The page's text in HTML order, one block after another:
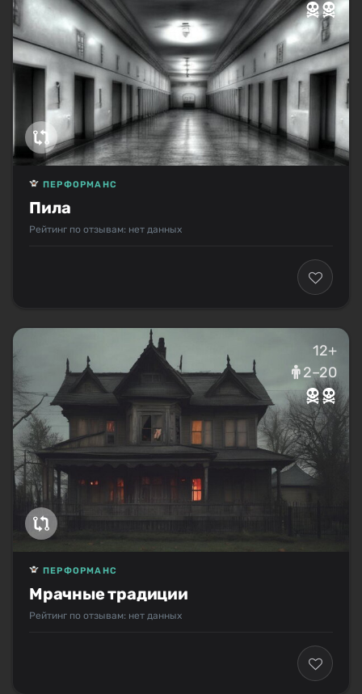
Пила
ПЕРФОРМАНС
Рейтинг по отзывам: нет данных
12+
2–20
Мрачные традиции
ПЕРФОРМАНС
Рейтинг по отзывам: нет данных